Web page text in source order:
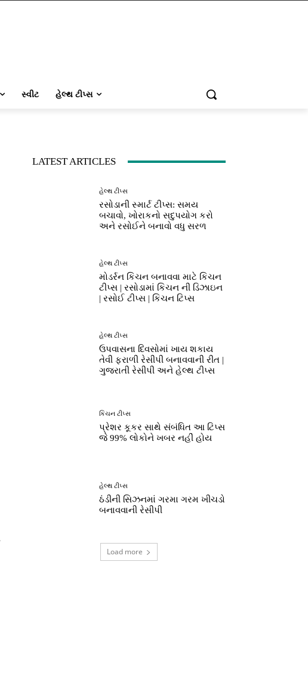
સ્વીટ હેલ્થ ટીપ્સ
LATEST ARTICLES
હેલ્થ ટીપ્સ
રસોડાની સ્માર્ટ ટીપ્સ: સમય
બચાવો, ખોરાકનો સદુપયોગ કરો
અને રસોઈને બનાવો વધુ સરળ
હેલ્થ ટીપ્સ
મોડર્રન કિચન બનાવવા માટે કિચન
ટીપ્સ | રસોડામાં કિચન ની ડિઝાઇન
| રસોઈ ટીપ્સ | કિચન ટિપ્સ
હેલ્થ ટીપ્સ
ઉપવાસના દિવસોમાં ખાય શકાય
તેવી ફરાળી રેસીપી બનાવવાની રીત |
ગુજરાતી રેસીપી અને હેલ્થ ટીપ્સ
કિચન ટીપ્સ
પ્રેશર કૂકર સાથે સંબંધિત આ ટિપ્સ
જે 99% લોકોને ખબર નહીં હોય
હેલ્થ ટીપ્સ
ઠંડીની સિઝનમાં ગરમા ગરમ ખીચડો
બનાવવાની રેસીપી
Load more